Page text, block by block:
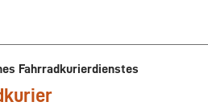
Fahrradkurierdienstes